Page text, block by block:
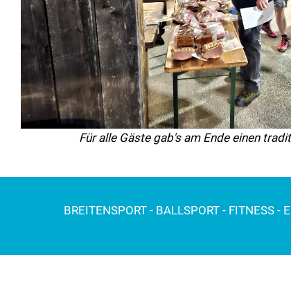
Für alle Gäste gab's am Ende einen
BREITENSPORT - BALLSPORT - FITNESS -